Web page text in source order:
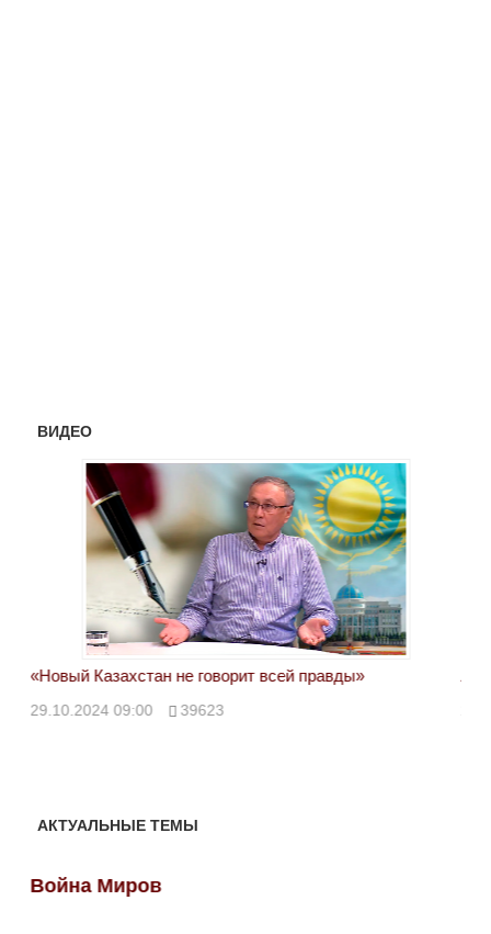
ВИДЕО
«Новый Казахстан не говорит всей правды»
29.10.2024 09:00 39623
АКТУАЛЬНЫЕ ТЕМЫ
Война Миров